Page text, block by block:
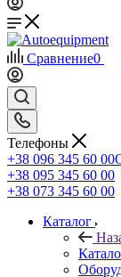
Сравнение0
Телефоны
+38 096 345 60 00
+38 095 345 60 00
+38 073 345 60 00
Каталог